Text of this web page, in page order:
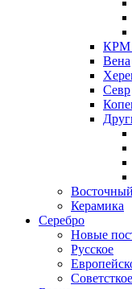
КРМ
Вена
Севр
Восточный
Керамика
Серебро
Новые
Русское
Советсткое